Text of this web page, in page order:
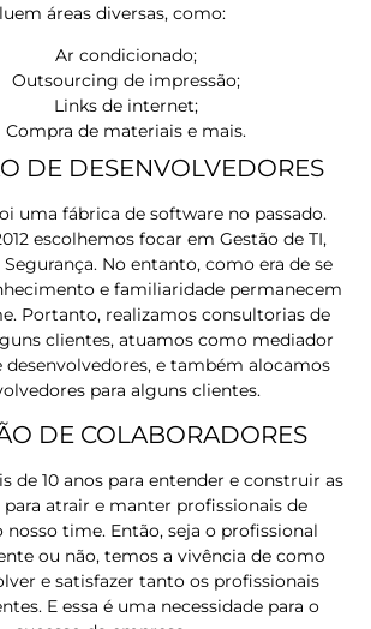
áreas diversas, como:
Ar condicionado;
Outsourcing de impressão;
Links de internet;
Compra de materiais e mais.
DE DESENVOLVEDORES
uma fábrica de software no passado.
escolhemos focar em Gestão de TI,
No entanto, como era de se
e familiaridade permanecem
Portanto, realizamos consultorias de
clientes, atuamos como mediador
desenvolvedores, e também alocamos
para alguns clientes.
DE COLABORADORES
de 10 anos para entender e construir as
atrair e manter profissionais de
time. Então, seja o profissional
ou não, temos a vivência de como
e satisfazer tanto os profissionais
E essa é uma necessidade para o